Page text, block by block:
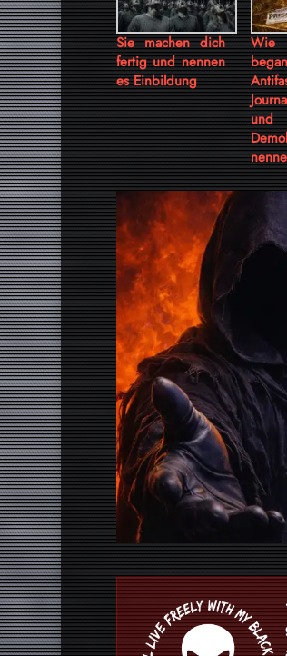
Sie machen dich
fertig und nennen
es Einbildung
Wie